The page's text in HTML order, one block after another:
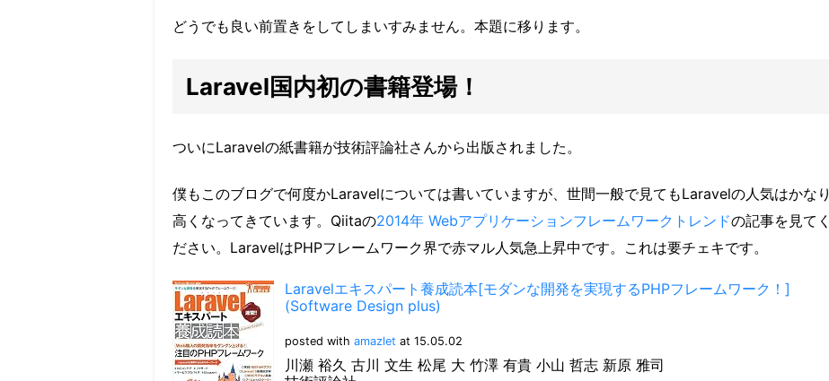
どうでも良い前置きをしてしまいすみません。本題に移ります。
Laravel国内初の書籍登場！
ついにLaravelの紙書籍が技術評論社さんから出版されました。
僕もこのブログで何度かLaravelについては書いていますが、世間一般で見てもLaravelの人気はかなり
高くなってきています。Qiitaの2014年 Webアプリケーションフレームワークトレンドの記事を見てく
ださい。LaravelはPHPフレームワーク界で赤マル人気急上昇中です。これは要チェキです。
Laravelエキスパート養成読本[モダンな開発を実現するPHPフレームワーク！]
(Software Design plus)
posted with amazlet at 15.05.02
川瀬 裕久 古川 文生 松尾 大 竹澤 有貴 小山 哲志 新原 雅司